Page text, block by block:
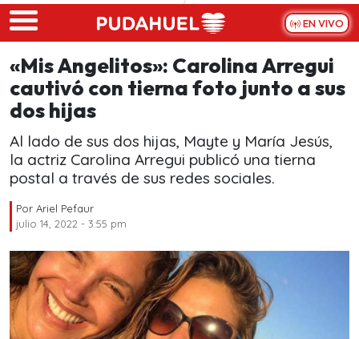
Skip to main content
EN VIVO
«Mis Angelitos»: Carolina Arregui
cautivó con tierna foto junto a sus
dos hijas
Al lado de sus dos hijas, Mayte y María Jesús,
la actriz Carolina Arregui publicó una tierna
postal a través de sus redes sociales.
Por Ariel Pefaur
julio 14, 2022 - 3:55 pm